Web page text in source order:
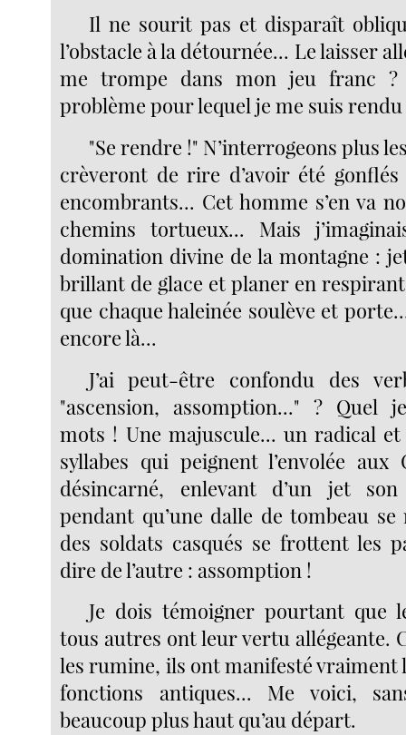
Il ne sourit pas et disparaît
l’obstacle à la détournée... Le laisser
me trompe dans mon jeu franc ?
problème pour lequel je me suis rendu
"Se rendre !" N’interrogeons plus
crèveront de rire d’avoir été
encombrants... Cet homme s’en va
chemins tortueux... Mais
domination divine de la montagne :
brillant de glace et planer en
que chaque haleinée soulève et
encore là...
J’ai peut-être confondu des
"ascension, assomption..." ? Quel
mots ! Une majuscule... un radical
syllabes qui peignent l’envolée aux
désincarné, enlevant d’un jet
pendant qu’une dalle de tombeau
des soldats casqués se frottent les
dire de l’autre : assomption !
Je dois témoigner pourtant que
tous autres ont leur vertu allégeante.
les rumine, ils ont manifesté vraiment
fonctions antiques... Me voici,
beaucoup plus haut qu’au départ.